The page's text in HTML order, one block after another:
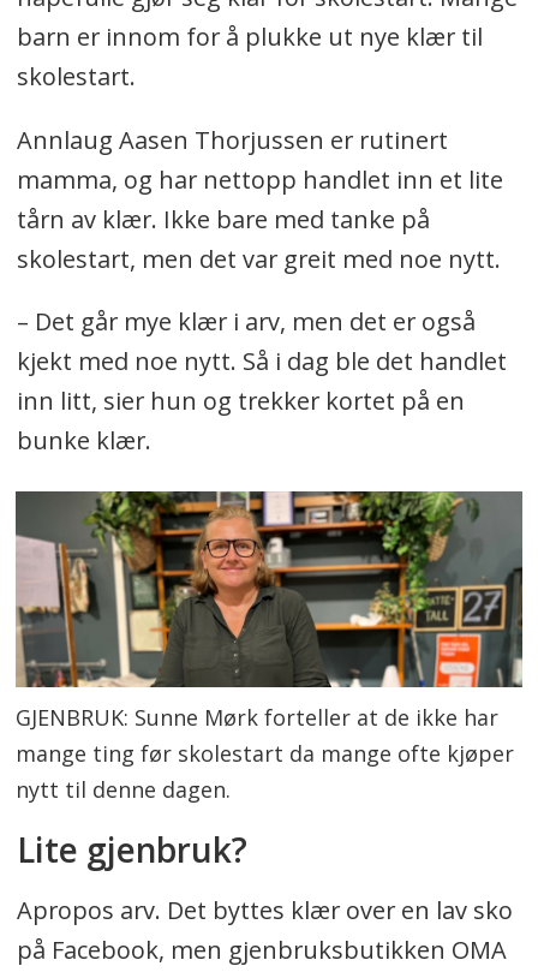
barn er innom for å plukke ut nye klær til
skolestart.
Annlaug Aasen Thorjussen er rutinert
mamma, og har nettopp handlet inn et lite
tårn av klær. Ikke bare med tanke på
skolestart, men det var greit med noe nytt.
– Det går mye klær i arv, men det er også
kjekt med noe nytt. Så i dag ble det handlet
inn litt, sier hun og trekker kortet på en
bunke klær.
GJENBRUK: Sunne Mørk forteller at de ikke har
mange ting før skolestart da mange ofte kjøper
nytt til denne dagen.
Lite gjenbruk?
Apropos arv. Det byttes klær over en lav sko
på Facebook, men gjenbruksbutikken OMA